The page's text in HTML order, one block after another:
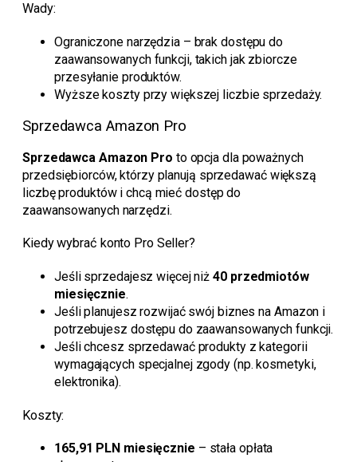
Wady:
Ograniczone narzędzia – brak dostępu do
zaawansowanych funkcji, takich jak zbiorcze
przesyłanie produktów.
Wyższe koszty przy większej liczbie sprzedaży.
Sprzedawca Amazon Pro
Sprzedawca Amazon Pro to opcja dla poważnych
przedsiębiorców, którzy planują sprzedawać większą
liczbę produktów i chcą mieć dostęp do
zaawansowanych narzędzi.
Kiedy wybrać konto Pro Seller?
Jeśli sprzedajesz więcej niż40 przedmiotów
miesięcznie.
Jeśli planujesz rozwijać swój biznes na Amazon i
potrzebujesz dostępu do zaawansowanych funkcji.
Jeśli chcesz sprzedawać produkty z kategorii
wymagających specjalnej zgody (np. kosmetyki,
elektronika).
Koszty:
165,91 PLN miesięcznie – stała opłata